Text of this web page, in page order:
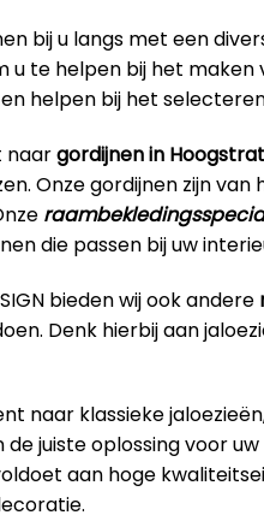
bij u langs met een
u te helpen bij het maken
helpen bij het
naargordijnen in
Onze gordijnen zijn
die passen bij uw
bieden wij ook andere
Denk hierbij aan
naar klassieke
de juiste oplossing voor
aan hoge